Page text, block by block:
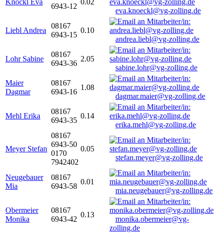
Knöckl Eva
6943-12
0.02
eva.knoeckl@vg-zolling.de
Liebl Andrea
08167
6943-15
0.10
andrea.liebl@vg-zolling.de
Lohr Sabine
08167
6943-36
2.05
sabine.lohr@vg-zolling.de
Maier
Dagmar
08167
6943-16
1.08
dagmar.maier@vg-zolling.de
Mehl Erika
08167
6943-35
0.14
erika.mehl@vg-zolling.de
Meyer Stefan
08167
6943-50
0170
7942402
0.05
stefan.meyer@vg-zolling.de
Neugebauer
Mia
08167
6943-58
0.01
mia.neugebauer@vg-zolling.de
Obermeier
Monika
08167
6943-42
0.13
monika.obermeier@vg-
zolling.de